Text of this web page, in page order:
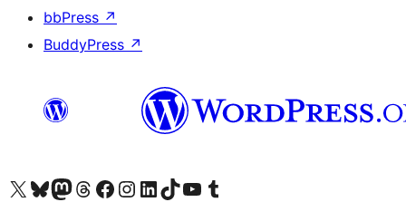
bbPress ↗
BuddyPress ↗
Besøk vår konto på X Visit our Bluesky account
Besøk vår Mastodon-konto
Visit our Threads account
Besøk vår Facebook-sideBesøk vår Instagram-konto
Besøk vår LinkedIn-konto
Visit our TikTok account
Visit our YouTube channel
Visit our Tumblr account